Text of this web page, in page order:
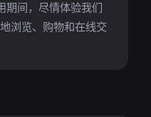
期间，尽情体验我们
浏览、购物和在线交